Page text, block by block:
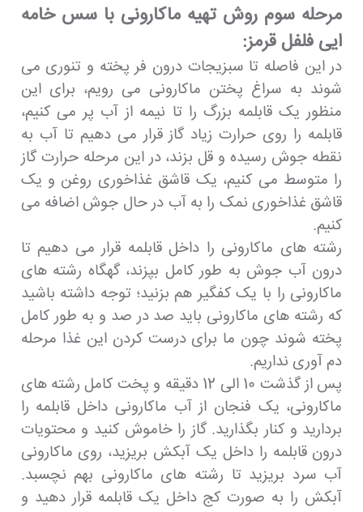
مرحله سوم روش تهیه ماکارونی با سس خامه
ایی فلفل قرمز:
در این فاصله تا سبزیجات درون فر پخته و تنوری می
شوند به سراغ پختن ماکارونی می رویم، برای این
منظور یک قابلمه بزرگ را تا نیمه از آب پر می کنیم،
قابلمه را روی حرارت زیاد گاز قرار می دهیم تا آب به
نقطه جوش رسیده و قل بزند، در این مرحله حرارت گاز
را متوسط می کنیم، یک قاشق غذاخوری روغن و یک
قاشق غذاخوری نمک را به آب در حال جوش اضافه می
کنیم.
رشته های ماکارونی را داخل قابلمه قرار می دهیم تا
درون آب جوش به طور کامل بپزند، گهگاه رشته های
ماکارونی را با یک کفگیر هم بزنید؛ توجه داشته باشید
که رشته های ماکارونی باید صد در صد و به طور کامل
پخته شوند چون ما برای درست کردن این غذا مرحله
دم آوری نداریم.
پس از گذشت 10 الی 12 دقیقه و پخت کامل رشته های
ماکارونی، یک فنجان از آب ماکارونی داخل قابلمه را
بردارید و کنار بگذارید. گاز را خاموش کنید و محتویات
درون قابلمه را داخل یک آبکش بریزید، روی ماکارونی
آب سرد بریزید تا رشته های ماکارونی بهم نچسبد.
آبکش را به صورت کج داخل یک قابلمه قرار دهید و